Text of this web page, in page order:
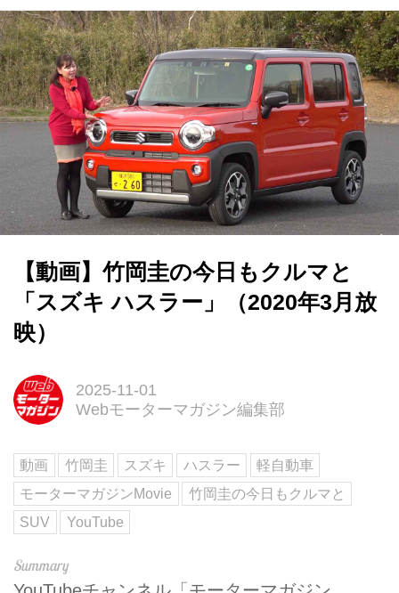
【動画】竹岡圭の今日もクルマと
「スズキ ハスラー」（2020年3月放
映）
2025-11-01
Webモーターマガジン編集部
動画 竹岡圭 スズキ ハスラー
軽自動車
モーターマガジンMovie
竹岡圭の今日もクルマと
SUV
YouTube